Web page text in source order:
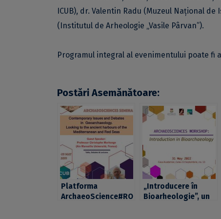
ICUB), dr. Valentin Radu (Muzeul Național
(Institutul de Arheologie „Vasile Pârvan”).
Programul integral al evenimentului poate fi
Postări Asemănătoare:
Platforma
ArchaeoScience#RO
„Introducere în
Bioarheologie”, un